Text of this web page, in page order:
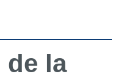
de la